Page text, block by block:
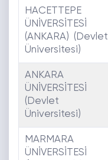
HACETTEPE
ÜNİVERSİTESİ
(ANKARA) (Devlet
Üniversitesi)
ANKARA
ÜNİVERSİTESİ
(Devlet
Üniversitesi)
MARMARA
ÜNİVERSİTESİ